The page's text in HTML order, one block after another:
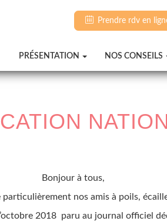
Prendre rdv en
PRÉSENTATION NOS CONSEILS
Bonjour à tous,
nos amis à poils,
2018 paru au journal officiel